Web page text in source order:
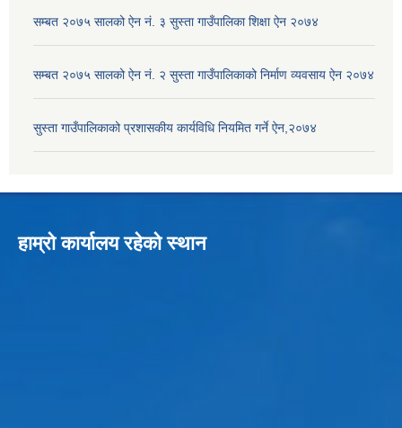
सम्बत २०७५ सालको ऐन नं. ३ सुस्ता गाउँपालिका शिक्षा ऐन २०७४
सम्बत २०७५ सालको ऐन नं. २ सुस्ता गाउँपालिकाको निर्माण व्यवसाय ऐन २०७४
सुस्ता गाउँपालिकाको प्रशासकीय कार्यविधि नियमित गर्ने ऐन,२०७४
हाम्रो कार्यालय रहेको स्थान